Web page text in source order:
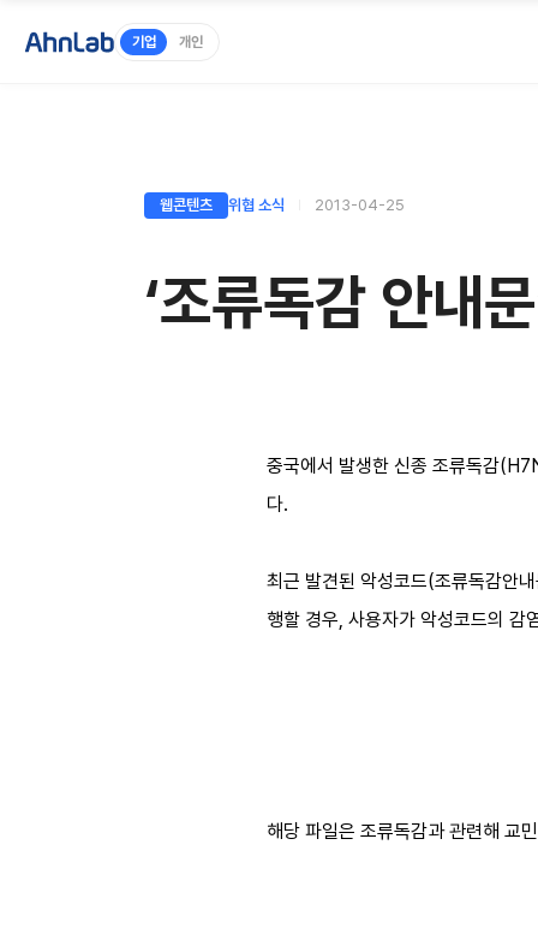
기업 개인
웹콘텐츠 위협 소식 2013-04-25
‘조류독감 안내
중국에서 발생한 신종 조류독감
다.
최근 발견된 악성코드(조류독감안
행할 경우, 사용자가 악성코드의
해당 파일은 조류독감과 관련해 교